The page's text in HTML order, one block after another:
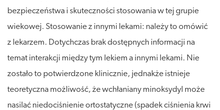
bezpieczeństwa i skuteczności stosowania w tej grupie
wiekowej. Stosowanie z innymi lekami: należy to omówić
z lekarzem. Dotychczas brak dostępnych informacji na
temat interakcji między tym lekiem a innymi lekami. Nie
zostało to potwierdzone klinicznie, jednakże istnieje
teoretyczna możliwość, że wchłaniany minoksydyl może
nasilać niedociśnienie ortostatyczne (spadek ciśnienia krwi